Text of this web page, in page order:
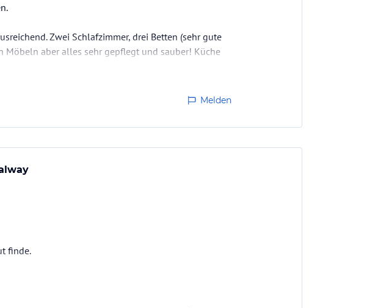
Zwei Schlafzimmer, drei Betten (sehr gute
Möbeln aber alles sehr gepflegt und sauber! Küche
Melden
finde.